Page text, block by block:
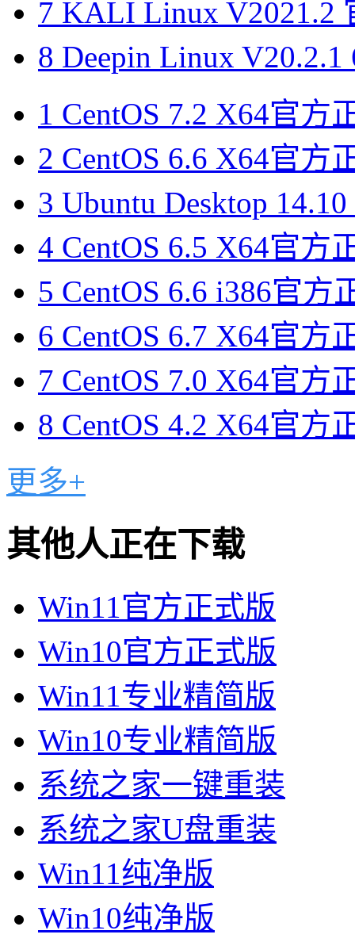
7 KALI Linux V2021.2
8 Deepin Linux
1 CentOS 7.2 X64官方
2 CentOS 6.6 X64官方
3 Ubuntu Desktop
4 CentOS 6.5 X64官方
5 CentOS 6.6 i386官方
6 CentOS 6.7 X64官方
7 CentOS 7.0 X64官方
8 CentOS 4.2 X64官方
更多+
其他人正在下载
Win11官方正式版
Win10官方正式版
Win11专业精简版
Win10专业精简版
系统之家一键重装
系统之家U盘重装
Win11纯净版
Win10纯净版